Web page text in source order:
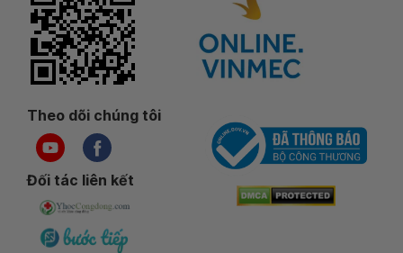
Theo dõi chúng tôi
Đối tác liên kết